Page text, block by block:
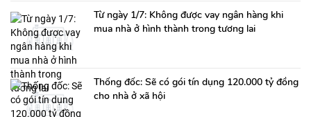
Từ ngày 1/7: Không được vay ngân hàng khi
mua nhà ở hình thành trong tương lai
Thống đốc: Sẽ có gói tín dụng 120.000 tỷ đồng
cho nhà ở xã hội